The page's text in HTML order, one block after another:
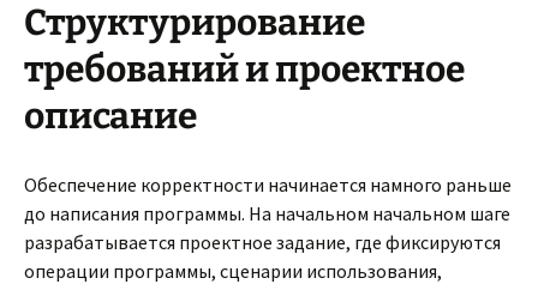
Структурирование
требований и проектное
описание
Обеспечение корректности начинается намного раньше
до написания программы. На начальном начальном шаге
разрабатывается проектное задание, где фиксируются
операции программы, сценарии использования,